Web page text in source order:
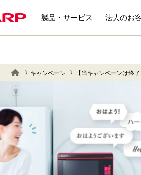
製品・サービス 法人のお
キャンペーン 【当キャンペーンは終